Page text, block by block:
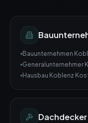
Bauunternehmen
Generalunternehmer
Hausbau Koblenz
Dachdecker